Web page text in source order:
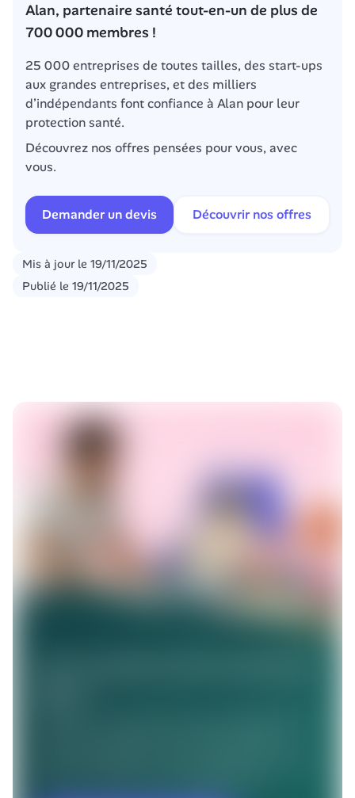
Alan, partenaire santé tout-en-un de plus de
700 000 membres !
25 000 entreprises de toutes tailles, des start-ups
aux grandes entreprises, et des milliers
d’indépendants font confiance à Alan pour leur
protection santé.
Découvrez nos offres pensées pour vous, avec
vous.
Demander un devis Découvrir nos offres
Mis à jour le 19/11/2025
Publié le 19/11/2025